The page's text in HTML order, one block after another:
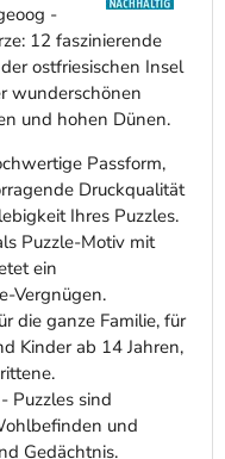
-
12 faszinierende
ostfriesischen Insel
wunderschönen
und hohen Dünen.
Passform,
Druckqualität
Ihres Puzzles.
Puzzle-Motiv mit
ein
Vergnügen.
die ganze Familie, für
Kinder ab 14 Jahren,
Puzzles sind
und
Gedächtnis.